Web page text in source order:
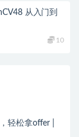
从入门到
10
轻松拿offer |